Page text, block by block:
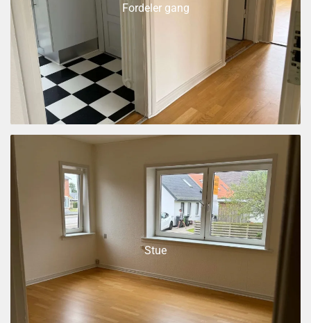
Fordeler gang
Stue